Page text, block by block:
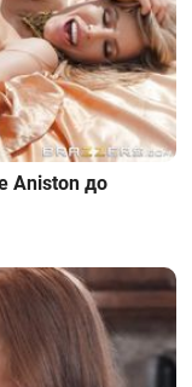
Aniston до